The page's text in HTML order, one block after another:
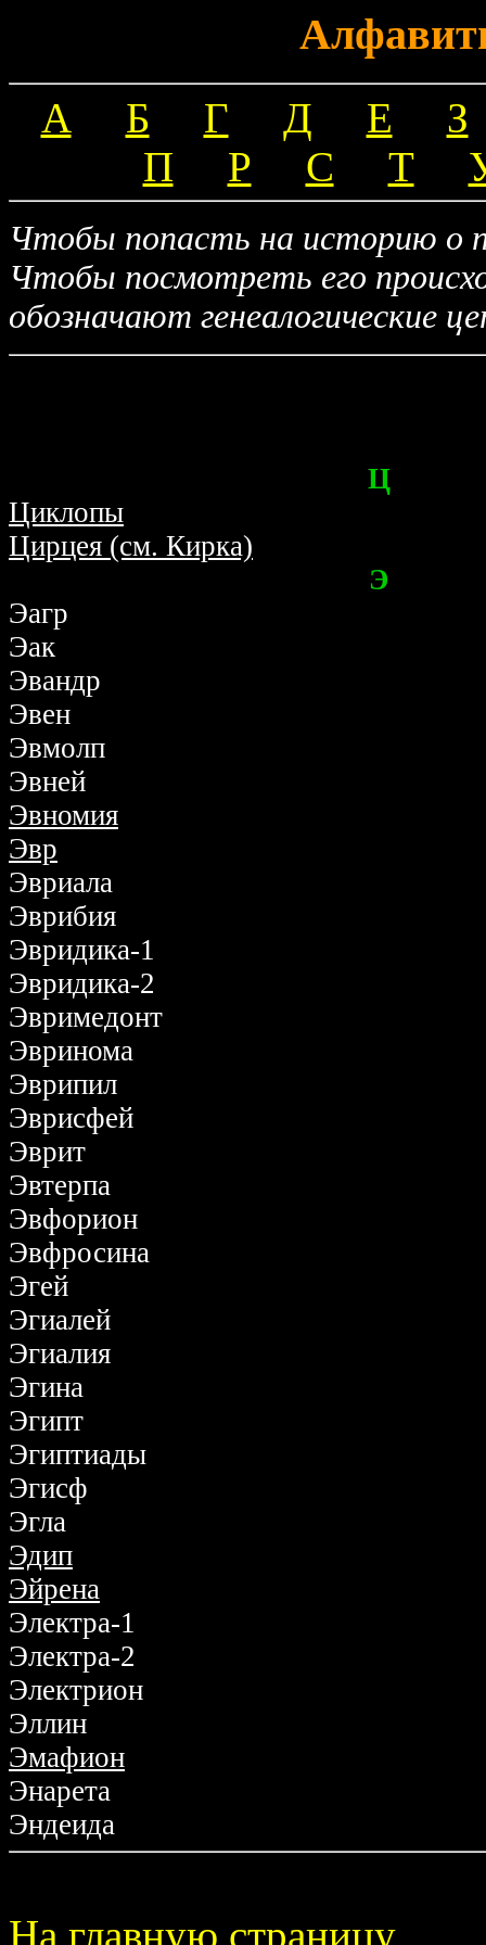
А Б Г Д Е
З
П
Р С Т
Чтобы попасть на историю о
Чтобы посмотреть его
обозначают генеалогические
Ц
Циклопы
Цирцея (см. Кирка)
Э
Эагр
Эак
Эвандр
Эвен
Эвмолп
Эвней
Эвномия
Эвр
Эвриала
Эврибия
Эвридика-1
Эвридика-2
Эвримедонт
Эвринома
Эврипил
Эврисфей
Эврит
Эвтерпа
Эвфорион
Эвфросина
Эгей
Эгиалей
Эгиалия
Эгина
Эгипт
Эгиптиады
Эгисф
Эгла
Эдип
Эйрена
Электра-1
Электра-2
Электрион
Эллин
Эмафион
Энарета
Эндеида
На главную страницу